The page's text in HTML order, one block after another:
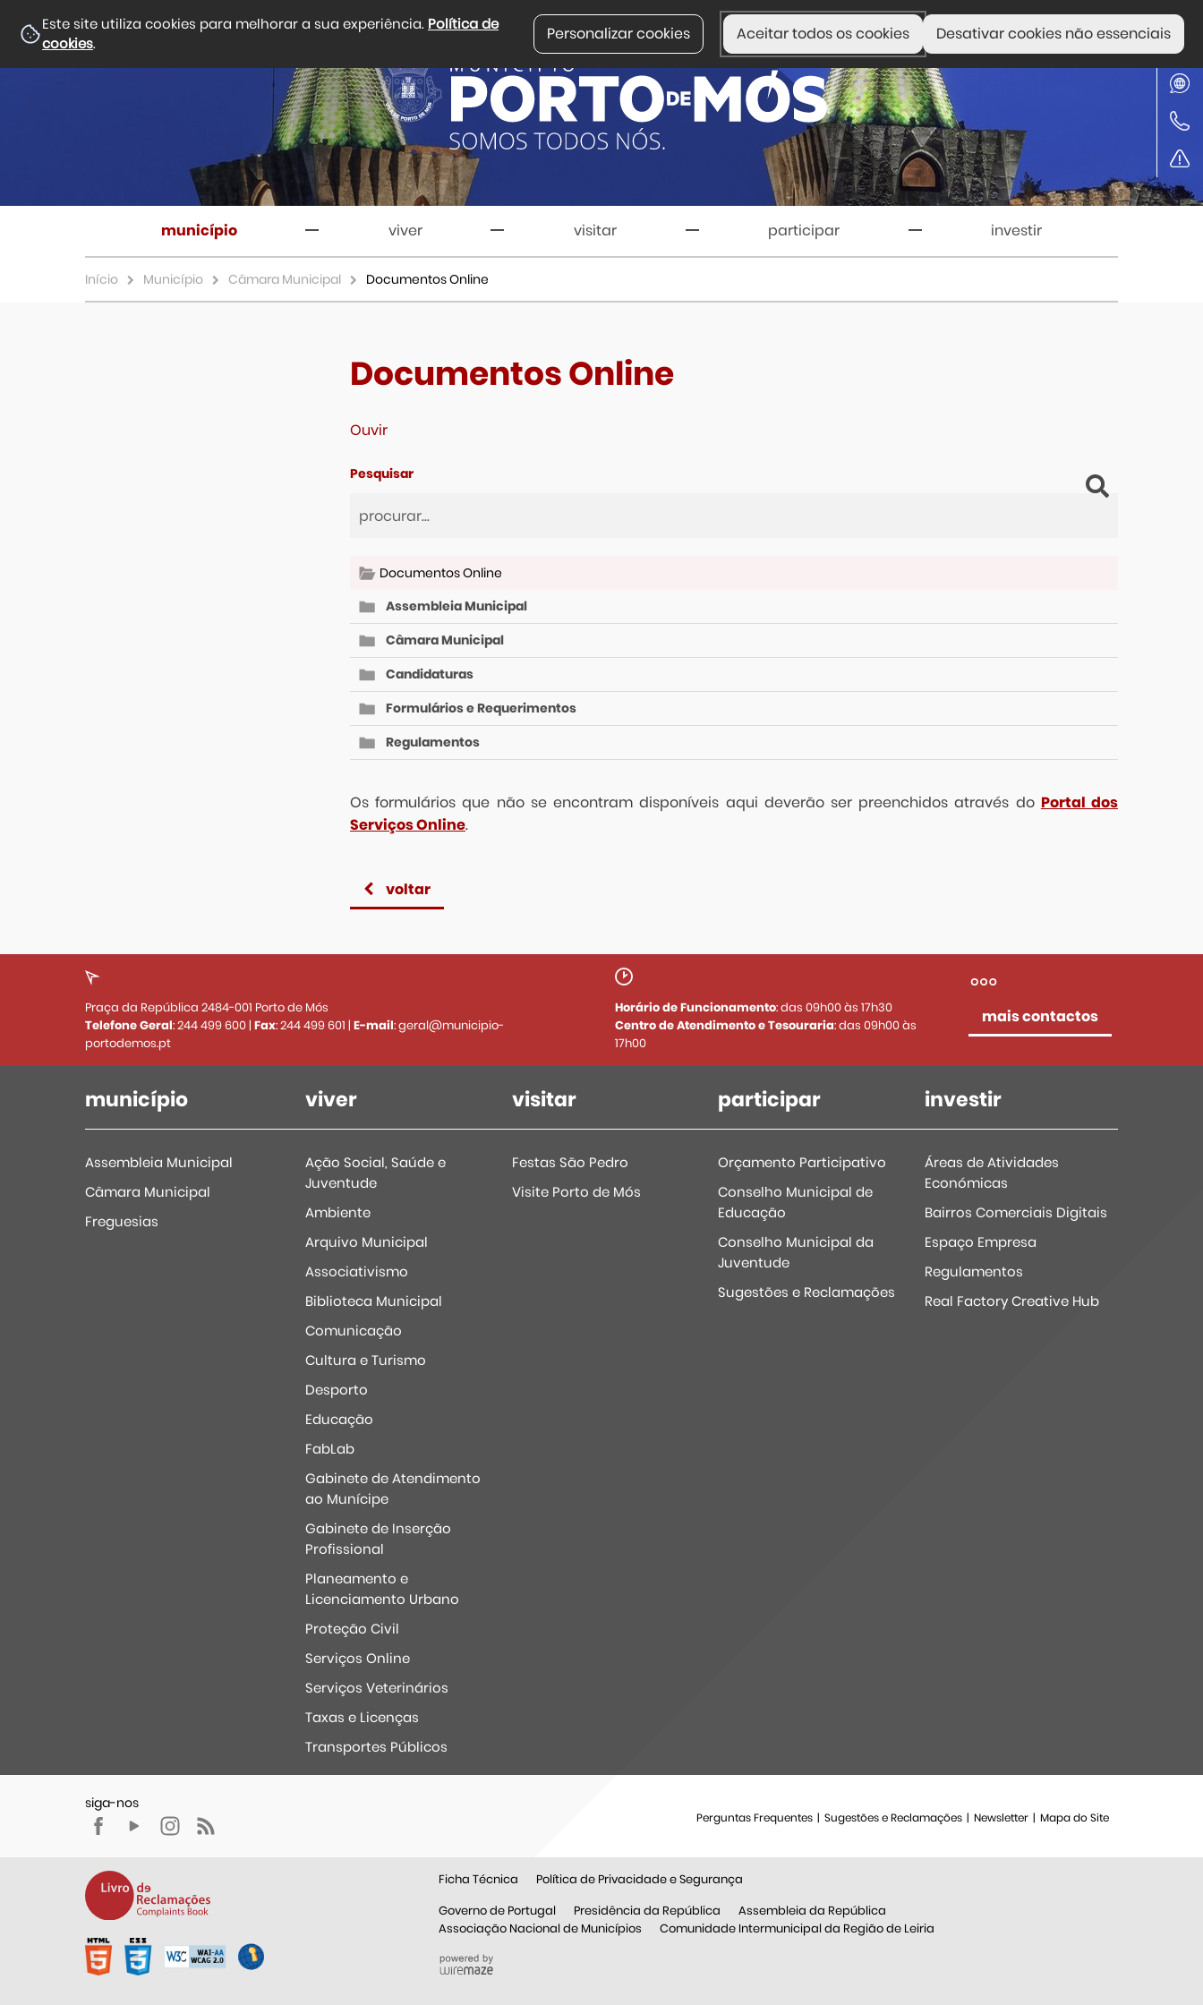
Este site utiliza cookies para melhorar a sua experiência. Política de
cookies. Personalizar cookies Aceitar todos os cookies Desativar cookies não essenciais
município viver visitar participar investir
Início Município Câmara Municipal Documentos Online
Documentos Online
Ouvir
Pesquisar
Documentos Online
Assembleia Municipal
Câmara Municipal
Candidaturas
Formulários e Requerimentos
Regulamentos
Os formulários que não se encontram disponíveis aqui deverão ser preenchidos através do Portal dos
Serviços Online.
voltar
Praça da República 2484-001 Porto de Mós
Telefone Geral:244 499 600| Fax:244 499 601 | E-mail:geral@municipio-
portodemos.pt
Horário de Funcionamento: das 09h00 às 17h30
Centro de Atendimento e Tesouraria: das 09h00 às
17h00
mais contactos
município
Assembleia Municipal
Câmara Municipal
Freguesias
viver
Ação Social, Saúde e
Juventude
Ambiente
Arquivo Municipal
Associativismo
Biblioteca Municipal
Comunicação
Cultura e Turismo
Desporto
Educação
FabLab
Gabinete de Atendimento
ao Munícipe
Gabinete de Inserção
Profissional
Planeamento e
Licenciamento Urbano
Proteção Civil
Serviços Online
Serviços Veterinários
Taxas e Licenças
Transportes Públicos
visitar
Festas São Pedro
Visite Porto de Mós
participar
Orçamento Participativo
Conselho Municipal de
Educação
Conselho Municipal da
Juventude
Sugestões e Reclamações
investir
Áreas de Atividades
Económicas
Bairros Comerciais Digitais
Espaço Empresa
Regulamentos
Real Factory Creative Hub
Perguntas Frequentes Sugestões e Reclamações Newsletter Mapa do Site
Ficha Técnica
Política de Privacidade e Segurança
Governo de Portugal
Presidência da República
Assembleia da República
Associação Nacional de Municípios
Comunidade Intermunicipal da Região de Leiria